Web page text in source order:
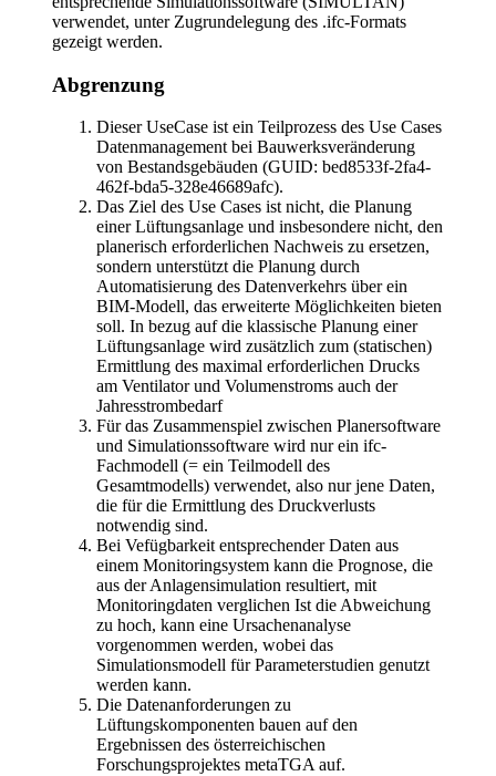
verwendet, unter Zugrundelegung des .ifc-Formats
gezeigt werden.
Abgrenzung
Dieser UseCase ist ein Teilprozess des Use Cases
Datenmanagement bei Bauwerksveränderung
von Bestandsgebäuden (GUID: bed8533f-2fa4-
462f-bda5-328e46689afc).
Das Ziel des Use Cases ist nicht, die Planung
einer Lüftungsanlage und insbesondere nicht, den
planerisch erforderlichen Nachweis zu ersetzen,
sondern unterstützt die Planung durch
Automatisierung des Datenverkehrs über ein
BIM-Modell, das erweiterte Möglichkeiten bieten
soll. In bezug auf die klassische Planung einer
Lüftungsanlage wird zusätzlich zum (statischen)
Ermittlung des maximal erforderlichen Drucks
am Ventilator und Volumenstroms auch der
Jahresstrombedarf
Für das Zusammenspiel zwischen Planersoftware
und Simulationssoftware wird nur ein ifc-
Fachmodell (= ein Teilmodell des
Gesamtmodells) verwendet, also nur jene Daten,
die für die Ermittlung des Druckverlusts
notwendig sind.
Bei Vefügbarkeit entsprechender Daten aus
einem Monitoringsystem kann die Prognose, die
aus der Anlagensimulation resultiert, mit
Monitoringdaten verglichen Ist die Abweichung
zu hoch, kann eine Ursachenanalyse
vorgenommen werden, wobei das
Simulationsmodell für Parameterstudien genutzt
werden kann.
Die Datenanforderungen zu
Lüftungskomponenten bauen auf den
Ergebnissen des österreichischen
Forschungsprojektes metaTGA auf.